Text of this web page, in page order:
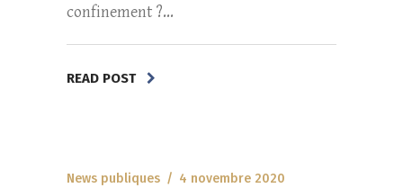
confinement ?...
READ POST
News publiques 4 novembre 2020